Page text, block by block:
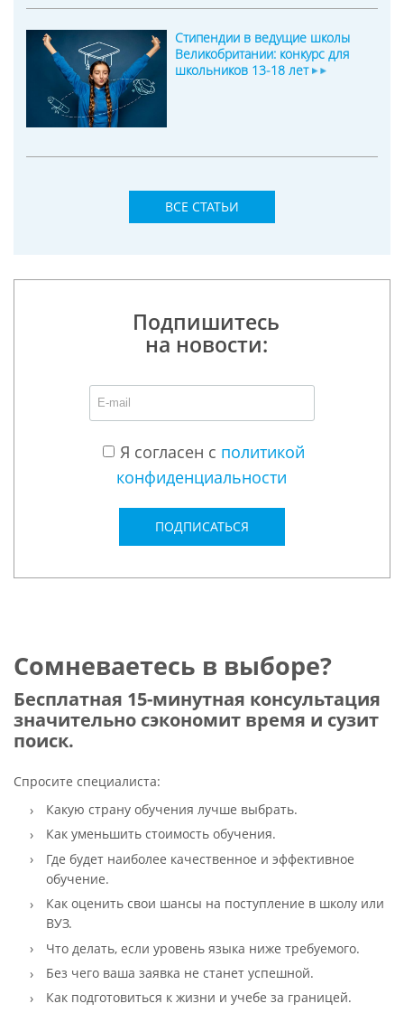
Стипендии в ведущие школы
Великобритании: конкурс для
школьников 13-18 лет
ВСЕ СТАТЬИ
Подпишитесь
на новости:
Я согласен с политикой
конфиденциальности
ПОДПИСАТЬСЯ
Сомневаетесь в выборе?
Бесплатная 15-минутная консультация
значительно сэкономит время и сузит
поиск.
Спросите специалиста:
Какую страну обучения лучше выбрать.
Как уменьшить стоимость обучения.
Где будет наиболее качественное и эффективное
обучение.
Как оценить свои шансы на поступление в школу или
ВУЗ.
Что делать, если уровень языка ниже требуемого.
Без чего ваша заявка не станет успешной.
Как подготовиться к жизни и учебе за границей.